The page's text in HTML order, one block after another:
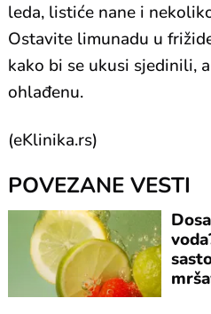
leda, listiće nane i
Ostavite limunadu u
kako bi se ukusi sjedinili,
ohlađenu.
(eKlinika.rs)
POVEZANE VESTI